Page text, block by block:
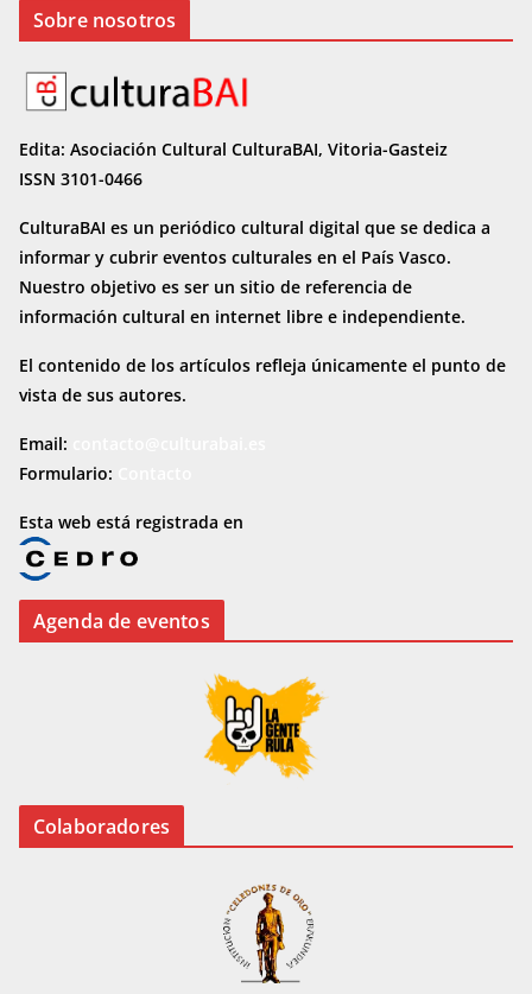
Sobre nosotros
Edita: Asociación Cultural CulturaBAI, Vitoria-Gasteiz
ISSN 3101-0466
CulturaBAI es un periódico cultural digital que se dedica a
informar y cubrir eventos culturales en el País Vasco.
Nuestro objetivo es ser un sitio de referencia de
información cultural en internet libre e independiente.
El contenido de los artículos refleja únicamente el punto de
vista de sus autores.
Email:
Formulario:
Esta web está registrada en
Agenda de eventos
Colaboradores